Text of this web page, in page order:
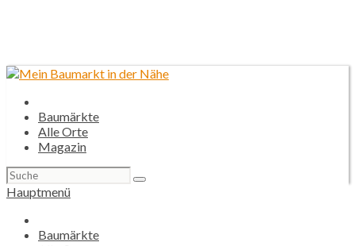
Baumärkte
Alle Orte
Magazin
Suchen
nach:
Hauptmenü
Baumärkte